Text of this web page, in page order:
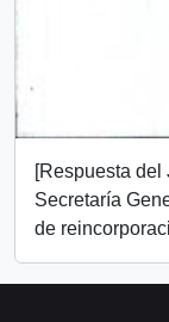
[Respuesta
Secretaría
de